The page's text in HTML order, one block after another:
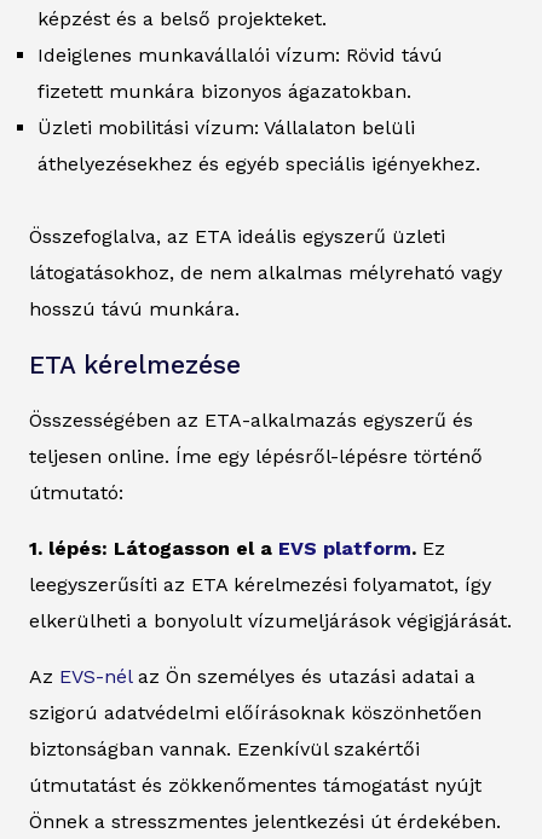
képzést és a belső projekteket.
Ideiglenes munkavállalói vízum: Rövid távú
fizetett munkára bizonyos ágazatokban.
Üzleti mobilitási vízum: Vállalaton belüli
áthelyezésekhez és egyéb speciális igényekhez.
Összefoglalva, az ETA ideális egyszerű üzleti
látogatásokhoz, de nem alkalmas mélyreható vagy
hosszú távú munkára.
ETA kérelmezése
Összességében az ETA-alkalmazás egyszerű és
teljesen online. Íme egy lépésről-lépésre történő
útmutató:
1. lépés: Látogasson el a EVS platform. Ez
leegyszerűsíti az ETA kérelmezési folyamatot, így
elkerülheti a bonyolult vízumeljárások végigjárását.
Az EVS-nélaz Ön személyes és utazási adatai a
szigorú adatvédelmi előírásoknak köszönhetően
biztonságban vannak. Ezenkívül szakértői
útmutatást és zökkenőmentes támogatást nyújt
Önnek a stresszmentes jelentkezési út érdekében.